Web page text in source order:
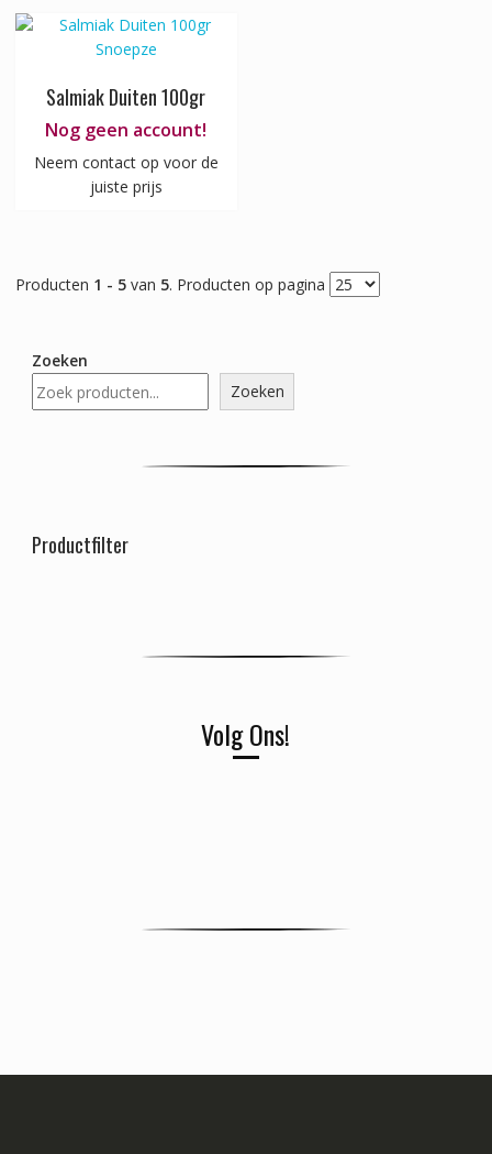
Salmiak Duiten 100gr
Nog geen account!
Neem contact op voor de
juiste prijs
Producten 1 - 5van 5. Producten op pagina
Zoeken
Zoeken
Productfilter
Volg Ons!